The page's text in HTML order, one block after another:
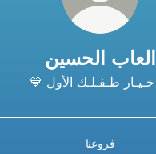
العاب الحسين
فروعنا